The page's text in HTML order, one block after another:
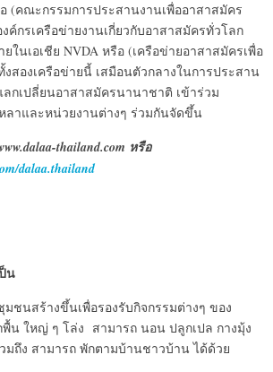
(คณะกรรมการประสานงานเพื่ออาสาสมัคร
กรเครือข่ายงานเกี่ยวกับอาสาสมัครทั่วโลก
ในเอเชีย NVDA หรือ (เครือข่ายอาสาสมัครเพื่อ
สองเครือข่ายนี้ เสมือนตัวกลางในการประสาน
ลกเปลี่ยนอาสาสมัครนานาชาติ เข้าร่วม
ลาและหน่วยงานต่างๆ ร่วมกันจัดขึ้น
thailand.com หรือ
dalaa.thailand
น
นสร้างขึ้นเพื่อรองรับกิจกรรมต่างๆ ของ
น ใหญ่ ๆ โล่ง สามารถ นอน ปลูกเปล กางมุ้ง
ถึง สามารถ พักตามบ้านชาวบ้าน ได้ด้วย